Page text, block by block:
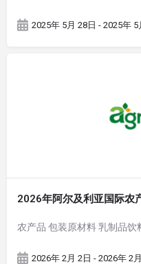
2025年 5月 28日 - 2025年 5
2026年阿尔及利亚国际农
农产品 包装原材料 乳制品饮
2026年 2月 2日 - 2026年 2